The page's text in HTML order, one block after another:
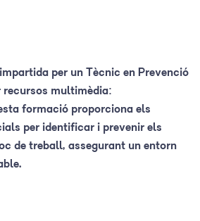
per un Tècnic en Prevenció
multimèdia:
formació proporciona els
per identificar i prevenir els
de treball, assegurant un entorn